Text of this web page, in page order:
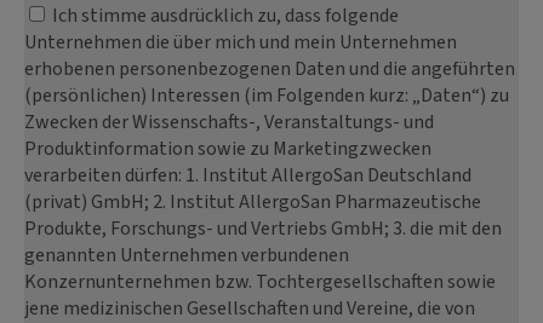
Ich stimme ausdrücklich zu, dass folgende
Unternehmen die über mich und mein Unternehmen
erhobenen personenbezogenen Daten und die angeführten
(persönlichen) Interessen (im Folgenden kurz: „Daten“) zu
Zwecken der Wissenschafts-, Veranstaltungs- und
Produktinformation sowie zu Marketingzwecken
verarbeiten dürfen: 1. Institut AllergoSan Deutschland
(privat) GmbH; 2. Institut AllergoSan Pharmazeutische
Produkte, Forschungs- und Vertriebs GmbH; 3. die mit den
genannten Unternehmen verbundenen
Konzernunternehmen bzw. Tochtergesellschaften sowie
jene medizinischen Gesellschaften und Vereine, die von